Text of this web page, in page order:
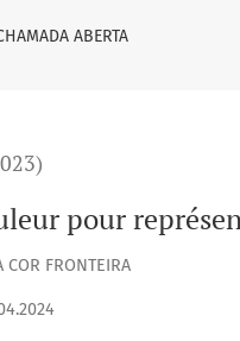
ABERTA
pour
COR FRONTEIRA